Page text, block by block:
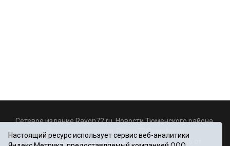
Сетевое издание Rayon72.ru. Новости Тюменского района.
Rayon72@yandex.ru
Регистрационный номер СМИ Эл № ФС77-67956 от
Настоящий ресурс использует сервис веб-аналитики